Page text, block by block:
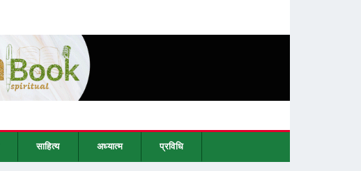
साहित्य अध्यात्म प्रविधि